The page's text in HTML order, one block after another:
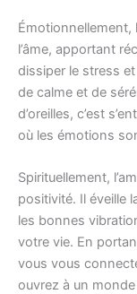
Émotionnellement,
l’âme, apportant
dissiper le stress
de calme et de
d’oreilles, c’est
où les émotions
Spirituellement,
positivité. Il éveille
les bonnes
votre vie. En
vous vous
ouvrez à un